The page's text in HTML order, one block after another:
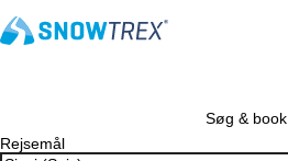
Søg & book
Rejsemål